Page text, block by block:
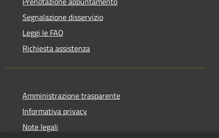
Segnalazione disservizio
Leggi le FAQ
Richiesta assistenza
Amministrazione trasparente
Informativa privacy
Note legali